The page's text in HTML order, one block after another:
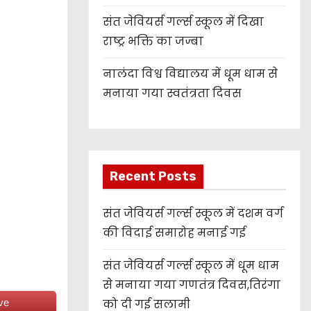
संत जेवियर्स गर्ल्स स्कूल में दिखा
राष्ट्र भक्ति का जज्बा
नालंदा विश्व विद्यालय में धूम धाम से
मनाया गया स्वतंत्रता दिवस
Recent Posts
संत जेवियर्स गर्ल्स स्कूल में दशम वर्ग
की विदाई समारोह मनाई गई
संत जेवियर्स गर्ल्स स्कूल में धूम धाम
से मनाया गया गणतंत्र दिवस,तिरंगा
को दी गई सलामी